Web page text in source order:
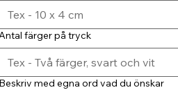
färger på tryck
med egna ord vad du önskar